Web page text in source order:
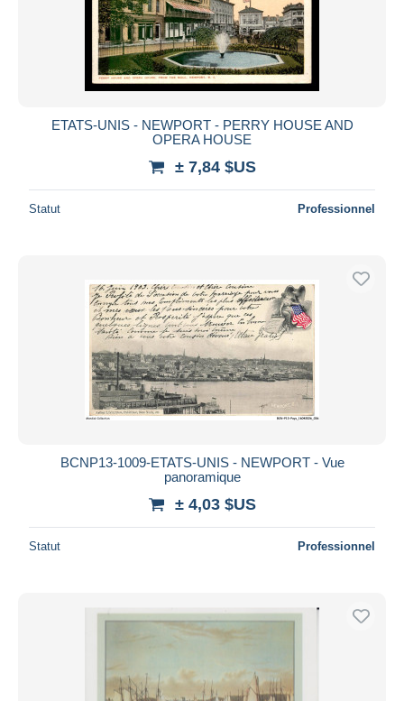
ETATS-UNIS - NEWPORT - PERRY HOUSE AND
OPERA HOUSE
± 7,84 $US
Statut Professionnel
BCNP13-1009-ETATS-UNIS - NEWPORT - Vue
panoramique
± 4,03 $US
Statut Professionnel